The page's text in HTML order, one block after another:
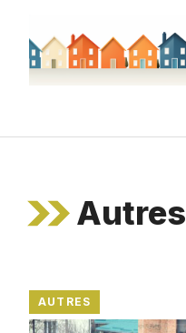
contenu
Autres
AUTRES